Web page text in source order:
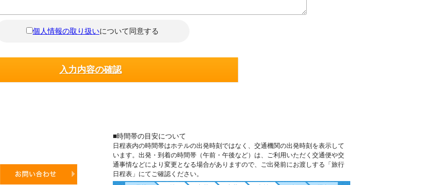
個人情報の取り扱いについて同意する
■時間帯の目安について
日程表内の時間帯はホテルの出発時刻ではなく、交通機関の出発時刻を表示して
います。出発・到着の時間帯（午前・午後など）は、ご利用いただく交通便や交
通事情などにより変更となる場合がありますので、ご出発前にお渡しする「旅行
日程表」にてご確認ください。